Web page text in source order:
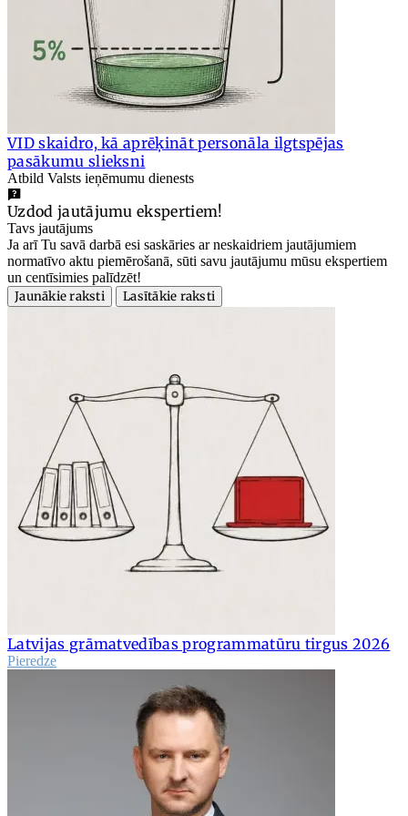
VID skaidro, kā aprēķināt personāla ilgtspējas
pasākumu slieksni
Atbild Valsts ieņēmumu dienests
Uzdod jautājumu ekspertiem!
Tavs jautājums
Ja arī Tu savā darbā esi saskāries ar neskaidriem jautājumiem
normatīvo aktu piemērošanā, sūti savu jautājumu mūsu ekspertiem
un centīsimies palīdzēt!
Jaunākie raksti
Lasītākie raksti
Latvijas grāmatvedības programmatūru tirgus 2026
Pieredze